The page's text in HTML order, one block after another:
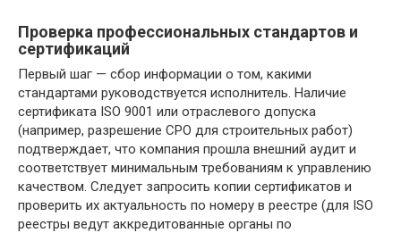
Проверка профессиональных стандартов и
сертификаций
Первый шаг — сбор информации о том, какими
стандартами руководствуется исполнитель. Наличие
сертификата ISO 9001 или отраслевого допуска
(например, разрешение СРО для строительных работ)
подтверждает, что компания прошла внешний аудит и
соответствует минимальным требованиям к управлению
качеством. Следует запросить копии сертификатов и
проверить их актуальность по номеру в реестре (для ISO
реестры ведут аккредитованные органы по